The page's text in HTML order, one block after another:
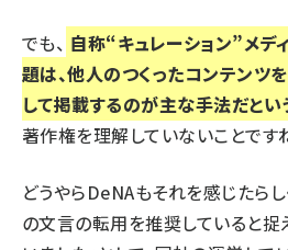
でも、 自称“キュレーション”メデ
題は、他人のつくったコンテンツ
して掲載するのが主な手法だとい
著作権を理解していないことです
どうやらDeNAもそれを感じたらし
の文言の転用を推奨していると